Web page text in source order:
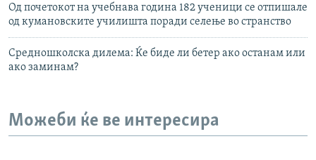
Од почетокот на учебнава година 182 ученици се отпишале
од кумановските училишта поради селење во странство
Средношколска дилема: Ќе биде ли бетер ако останам или
ако заминам?
Можеби ќе ве интересира